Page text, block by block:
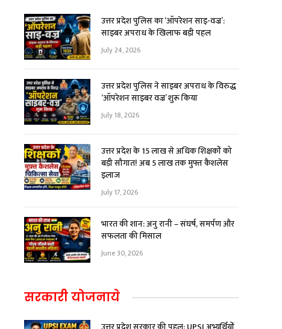
उत्तर प्रदेश पुलिस का ‘ऑपरेशन साइ-वज्र’:
साइबर अपराध के खिलाफ बड़ी पहल
July 24, 2026
उत्तर प्रदेश पुलिस ने साइबर अपराध के विरुद्ध
‘ऑपरेशन साइबर वज्र’ शुरू किया
July 18, 2026
उत्तर प्रदेश के 15 लाख से अधिक शिक्षकों को
बड़ी सौगात! अब ₹5 लाख तक मुफ्त कैशलेस
इलाज
July 17, 2026
भारत की शान: अनु रानी – संघर्ष, समर्पण और
सफलता की मिसाल
June 30, 2026
सरकारी योजनाये